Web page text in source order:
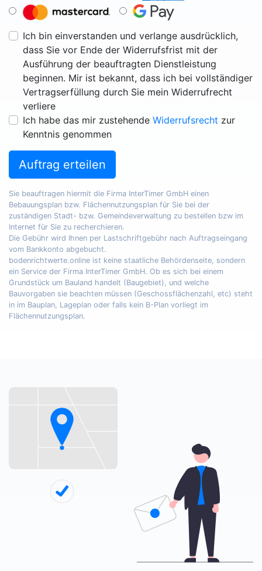
Ich bin einverstanden und verlange ausdrücklich,
dass Sie vor Ende der Widerrufsfrist mit der
Ausführung der beauftragten Dienstleistung
beginnen. Mir ist bekannt, dass ich bei vollständiger
Vertragserfüllung durch Sie mein Widerrufrecht
verliere
Ich habe das mir zustehende Widerrufsrecht zur
Kenntnis genommen
Auftrag erteilen
Sie beauftragen hiermit die Firma InterTimer GmbH einen
Bebauungsplan bzw. Flächennutzungsplan für Sie bei der
zuständigen Stadt- bzw. Gemeindeverwaltung zu bestellen bzw im
Internet für Sie zu recherchieren.
Die Gebühr wird Ihnen per Lastschriftgebühr nach Auftragseingang
vom Bankkonto abgebucht.
bodenrichtwerte.online ist keine staatliche Behördenseite, sondern
ein Service der Firma InterTimer GmbH. Ob es sich bei einem
Grundstück um Bauland handelt (Baugebiet), und welche
Bauvorgaben sie beachten müssen (Geschossflächenzahl, etc) steht
in im Bauplan, Lageplan oder falls kein B-Plan vorliegt im
Flächennutzungsplan.